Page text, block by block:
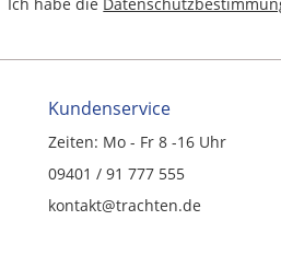
Kundenservice
Zeiten: Mo - Fr 8 -16 Uhr
09401 / 91 777 555
kontakt@trachten.de